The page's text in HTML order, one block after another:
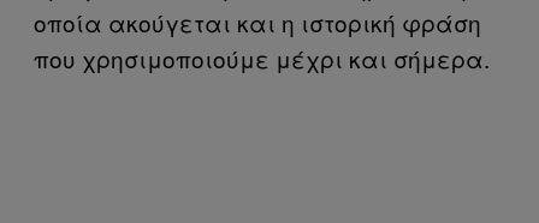
οποία ακούγεται και η ιστορική φράση
που χρησιμοποιούμε μέχρι και σήμερα.